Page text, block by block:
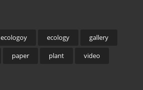
ecologoy ecology gallery
paper plant video